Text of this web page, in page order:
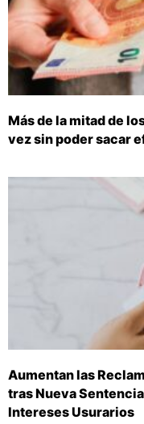
Más de la mitad de
vez sin poder sacar
Aumentan las
tras Nueva
Intereses Usurarios